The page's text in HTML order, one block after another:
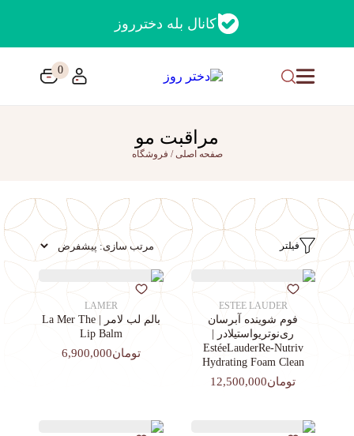
کانال بله دخترروز
0
مراقبت مو
صفحه اصلی/ فروشگاه
فیلتر
ESTEE LAUDER
فوم شوینده آبرسان
ری‌نوتریواستیلادر |
EstéeLauderRe-Nutriv
Hydrating Foam Clean
تومان12,500,000
LAMER
بالم لب لامر | La Mer The
Lip Balm
تومان6,900,000